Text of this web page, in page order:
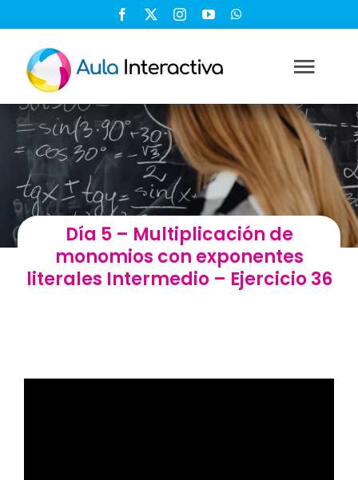
contenido
Ingresar
Registrarse
Nosotros
Soluciones
Día 5 – Multiplicación de
monomios con exponentes
literales Intermedio – Ejercicio 36